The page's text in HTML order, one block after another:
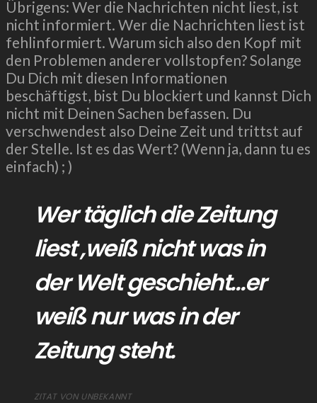
Übrigens: Wer die Nachrichten nicht liest, ist
nicht informiert. Wer die Nachrichten liest ist
fehlinformiert. Warum sich also den Kopf mit
den Problemen anderer vollstopfen? Solange
Du Dich mit diesen Informationen
beschäftigst, bist Du blockiert und kannst Dich
nicht mit Deinen Sachen befassen. Du
verschwendest also Deine Zeit und trittst auf
der Stelle. Ist es das Wert? (Wenn ja, dann tu es
einfach) ; )
Wer täglich die Zeitung
liest ,weiß nicht was in
der Welt geschieht…er
weiß nur was in der
Zeitung steht.
ZITAT VON UNBEKANNT